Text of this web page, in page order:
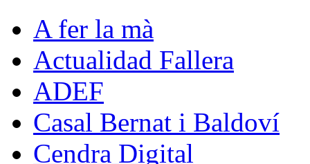
A fer la mà
Actualidad Fallera
ADEF
Casal Bernat i Baldoví
Cendra Digital